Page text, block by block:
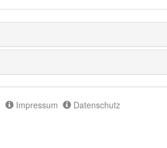
Impressum Datenschutz